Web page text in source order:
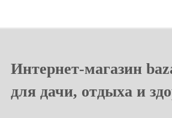
Интернет-магазин
для дачи, отдыха и